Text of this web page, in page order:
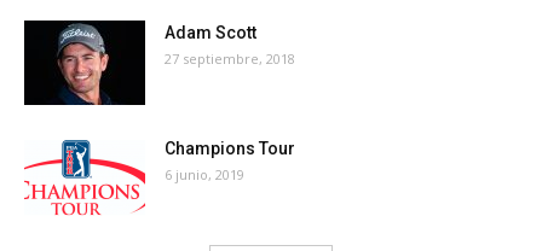
Adam Scott
27 septiembre, 2018
Champions Tour
6 junio, 2019